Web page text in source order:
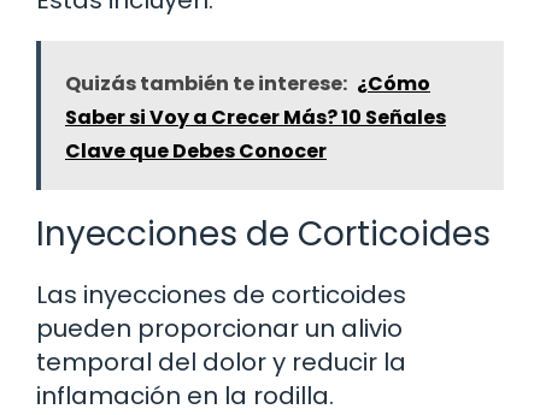
Quizás también te interese: ¿Cómo
Saber si Voy a Crecer Más? 10 Señales
Clave que Debes Conocer
Inyecciones de Corticoides
Las inyecciones de corticoides
pueden proporcionar un alivio
temporal del dolor y reducir la
inflamación en la rodilla.